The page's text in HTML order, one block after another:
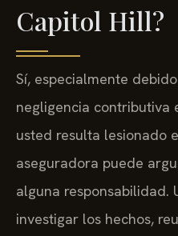
Capitol Hill?
Sí, especialmente
negligencia contributiva
usted resulta lesionado
aseguradora puede
alguna responsabilidad.
investigar los hechos,